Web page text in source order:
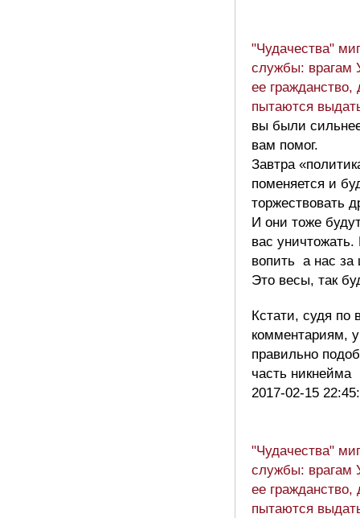
"Чудачества"
службы: врагам
ее гражданство,
пытаются
вы были
вам помог.
Завтра
поменяется и
торжествовать
И они тоже
вас
вопить а нас за
Это весы, так
Кстати, судя по
комментариям,
правильно
часть никнейма
2017-02-15
"Чудачества"
службы: врагам
ее гражданство,
пытаются